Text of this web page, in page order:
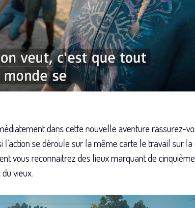
dans cette nouvelle aventure rassurez-
se déroule sur la même carte le travail sur la
vous reconnaitrez des lieux marquant de
vieux.